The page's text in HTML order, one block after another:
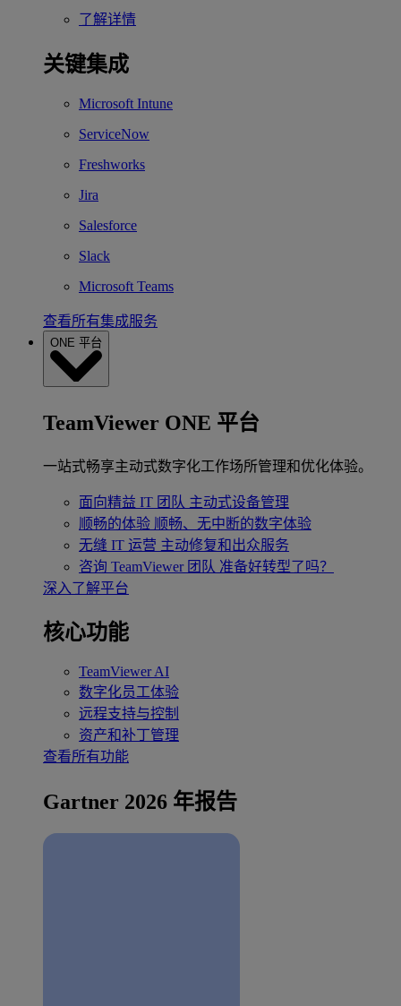
了解详情
关键集成
Microsoft Intune
ServiceNow
Freshworks
Jira
Salesforce
Slack
Microsoft Teams
查看所有集成服务
ONE 平台
TeamViewer ONE 平台
一站式畅享主动式数字化工作场所管理和优化体验。
面向精益 IT 团队 主动式设备管理
顺畅的体验 顺畅、无中断的数字体验
无缝 IT 运营 主动修复和出众服务
咨询 TeamViewer 团队 准备好转型了吗？
深入了解平台
核心功能
TeamViewer AI
数字化员工体验
远程支持与控制
资产和补丁管理
查看所有功能
Gartner 2026 年报告